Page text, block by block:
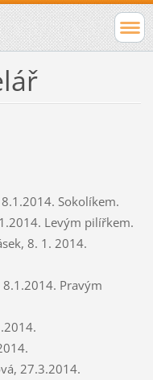
Sokolíkem.
Levým pilířkem.
8. 1. 2014.
Pravým
27.3.2014.